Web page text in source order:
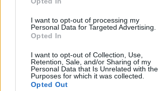
I want to opt-out of processing my
Personal Data for Targeted Advertising.
Opted In
I want to opt-out of Collection, Use,
Retention, Sale, and/or Sharing of my
Personal Data that Is Unrelated with the
Purposes for which it was collected.
Opted Out
Πιο δημοφιλή
Η Ελένη Φωτοπούλου
γιορτή του Άκη
χρόνια μου διδάσκει υπομονή
Αριστοτέλης Δαμίγος: Στο
Ριτσώνας το «ύστατο χαίρε»
σύνδεσμο του ελικοπτέρου
Ψάθα